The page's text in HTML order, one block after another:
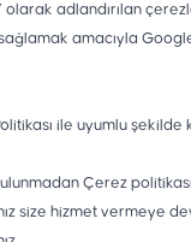
adlandırılan
amacıyla
ile uyumlu şekilde
Çerez
size hizmet vermeye